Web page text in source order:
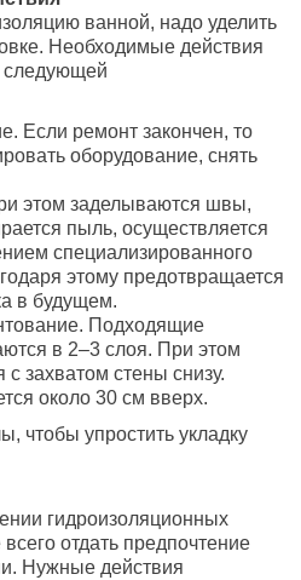
ванной, надо уделить
Необходимые действия
следующей
Если ремонт закончен, то
оборудование, снять
этом заделываются швы,
пыль, осуществляется
специализированного
этому предотвращается
в будущем.
Подходящие
в 2–3 слоя. При этом
захватом стены снизу.
около 30 см вверх.
чтобы упростить укладку
гидроизоляционных
отдать предпочтение
Нужные действия